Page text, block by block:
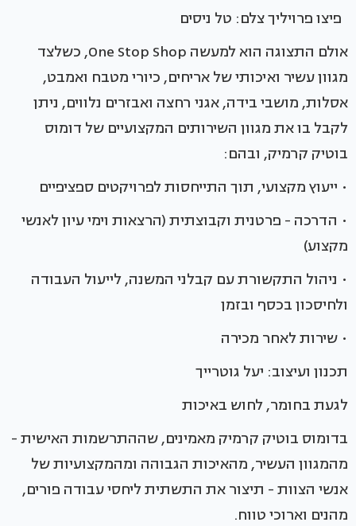
פיצו פרויליך צלם: טל ניסים
אולם התצוגה הוא למעשה One Stop Shop, כשלצד
מגוון עשיר ואיכותי של אריחים, כיורי מטבח ואמבט,
אסלות, מושבי בידה, אגני רחצה ואבזרים נלווים, ניתן
לקבל בו את מגוון השירותים המקצועיים של דומוס
בוטיק קרמיק, ובהם:
• ייעוץ מקצועי, תוך התייחסות לפרויקטים ספציפיים
• הדרכה - פרטנית וקבוצתית (הרצאות וימי עיון לאנשי
מקצוע)
• ניהול התקשורת עם קבלני המשנה, לייעול העבודה
ולחיסכון בכסף ובזמן
• שירות לאחר מכירה
תכנון ועיצוב: יעל גוטרייך
לגעת בחומר, לחוש באיכות
בדומוס בוטיק קרמיק מאמינים, שההתרשמות האישית -
מהמגוון העשיר, מהאיכות הגבוהה ומהמקצועיות של
אנשי הצוות - תיצור את התשתית ליחסי עבודה פורים,
מהנים וארוכי טווח.